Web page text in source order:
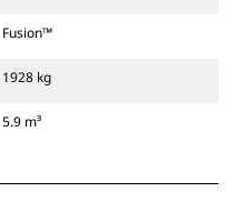
Fusion™
1928 kg
5.9 m³